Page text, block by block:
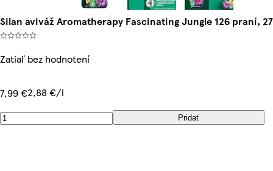
Silan aviváž Aromatherapy Fascinating Jungle 126 praní,
Zatiaľ bez hodnotení
7,99 €2,88 €/l
Pridať